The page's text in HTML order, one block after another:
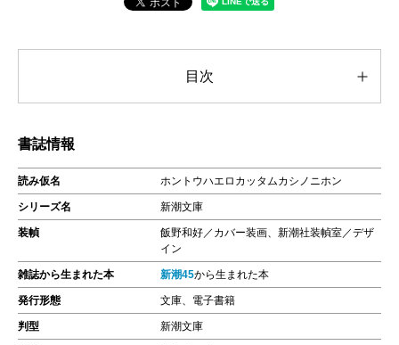
目次
書誌情報
読み仮名 ホントウハエロカッタムカシノニホン
シリーズ名 新潮文庫
装幀
飯野和好／カバー装画、新潮社装幀室／デザ
イン
雑誌から生まれた本 新潮45から生まれた本
発行形態 文庫、電子書籍
判型 新潮文庫